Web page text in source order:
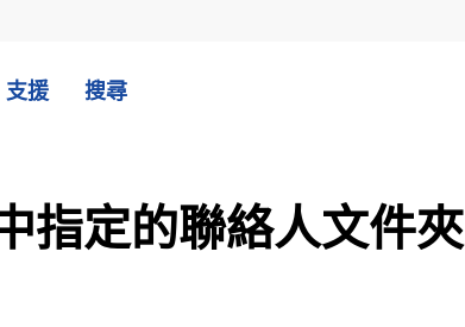
支援 搜尋
指定的聯絡人文件夾